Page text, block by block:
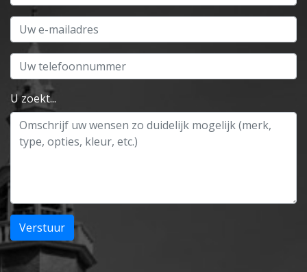
E-mail
Telefoon
U zoekt...
Verstuur